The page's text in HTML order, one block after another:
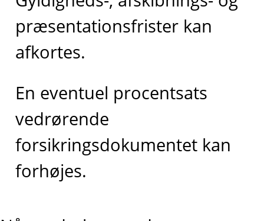
præsentationsfrister kan
afkortes.
En eventuel procentsats
vedrørende
forsikringsdokumentet kan
forhøjes.